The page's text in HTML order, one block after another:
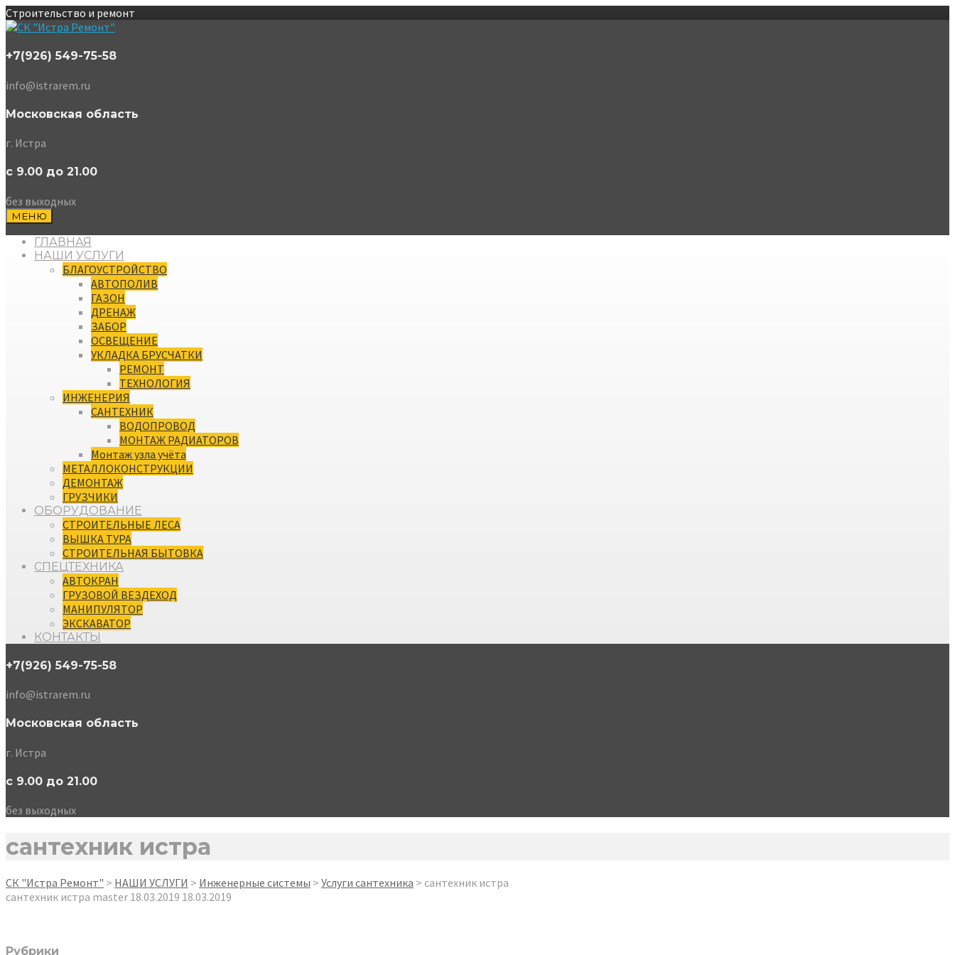
Строительство и ремонт
+7(926) 549-75-58
info@istrarem.ru
Московская область
г. Истра
с 9.00 до 21.00
без выходных
МЕНЮ
ГЛАВНАЯ
НАШИ УСЛУГИ
БЛАГОУСТРОЙСТВО
АВТОПОЛИВ
ГАЗОН
ДРЕНАЖ
ЗАБОР
ОСВЕЩЕНИЕ
УКЛАДКА БРУСЧАТКИ
РЕМОНТ
ТЕХНОЛОГИЯ
ИНЖЕНЕРИЯ
САНТЕХНИК
ВОДОПРОВОД
МОНТАЖ РАДИАТОРОВ
Монтаж узла учёта
МЕТАЛЛОКОНСТРУКЦИИ
ДЕМОНТАЖ
ГРУЗЧИКИ
ОБОРУДОВАНИЕ
СТРОИТЕЛЬНЫЕ ЛЕСА
ВЫШКА ТУРА
СТРОИТЕЛЬНАЯ БЫТОВКА
СПЕЦТЕХНИКА
АВТОКРАН
ГРУЗОВОЙ ВЕЗДЕХОД
МАНИПУЛЯТОР
ЭКСКАВАТОР
КОНТАКТЫ
+7(926) 549-75-58
info@istrarem.ru
Московская область
г. Истра
с 9.00 до 21.00
без выходных
сантехник истра
СК "Истра Ремонт" > НАШИ УСЛУГИ > Инженерные системы > Услуги сантехника > сантехник истра
сантехник истра master 18.03.2019 18.03.2019
Рубрики